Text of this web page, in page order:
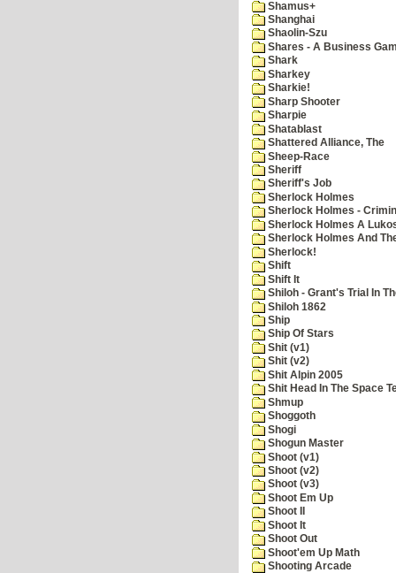
Shamus+
Shanghai
Shaolin-Szu
Shares - A Business
Shark
Sharkey
Sharkie!
Sharp Shooter
Sharpie
Shatablast
Shattered Alliance, The
Sheep-Race
Sheriff
Sheriff's Job
Sherlock Holmes
Sherlock Holmes -
Sherlock Holmes A
Sherlock Holmes And
Sherlock!
Shift
Shift It
Shiloh - Grant's Trial In
Shiloh 1862
Ship
Ship Of Stars
Shit (v1)
Shit (v2)
Shit Alpin 2005
Shit Head In The Space
Shmup
Shoggoth
Shogi
Shogun Master
Shoot (v1)
Shoot (v2)
Shoot (v3)
Shoot Em Up
Shoot II
Shoot It
Shoot Out
Shoot'em Up Math
Shooting Arcade